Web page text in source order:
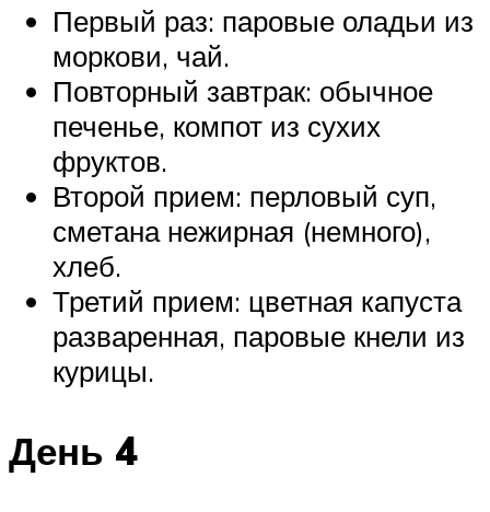
Первый раз: паровые оладьи из
моркови, чай.
Повторный завтрак: обычное
печенье, компот из сухих
фруктов.
Второй прием: перловый суп,
сметана нежирная (немного),
хлеб.
Третий прием: цветная капуста
разваренная, паровые кнели из
курицы.
День 4